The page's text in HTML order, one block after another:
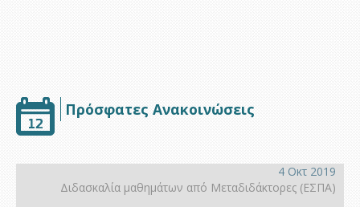
Πρόσφατες Ανακοινώσεις
4 Οκτ 2019
Διδασκαλία μαθημάτων από Μεταδιδάκτορες (ΕΣΠΑ)